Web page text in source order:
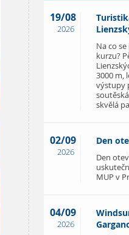
19/08
2026
Na co
kurzu?
3000 m,
výstupy
skvělá
02/09
2026
Den
Den
MUP v
04/09
2026